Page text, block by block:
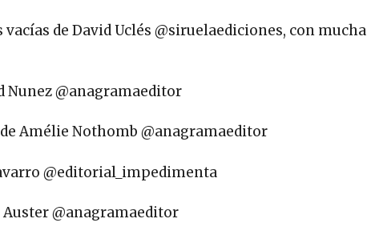
vacías de David Uclés @siruelaediciones, con mucha
Nunez @anagramaeditor
Amélie Nothomb @anagramaeditor
@editorial_impedimenta
Auster @anagramaeditor